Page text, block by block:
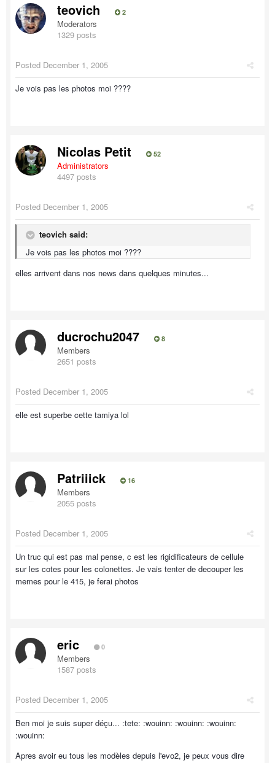
teovich 2
Moderators
1329 posts
Posted December 1, 2005
Je vois pas les photos moi ????
Nicolas Petit 52
Administrators
4497 posts
Posted December 1, 2005
teovich said:
Je vois pas les photos moi ????
elles arrivent dans nos news dans quelques minutes...
ducrochu2047 8
Members
2651 posts
Posted December 1, 2005
elle est superbe cette tamiya lol
Patriiick 16
Members
2055 posts
Posted December 1, 2005
Un truc qui est pas mal pense, c est les rigidificateurs de cellule
sur les cotes pour les colonettes. Je vais tenter de decouper les
memes pour le 415, je ferai photos
eric 0
Members
1587 posts
Posted December 1, 2005
Ben moi je suis super déçu... :tete: :wouinn: :wouinn: :wouinn:
:wouinn:
Apres avoir eu tous les modèles depuis l'evo2, je peux vous dire